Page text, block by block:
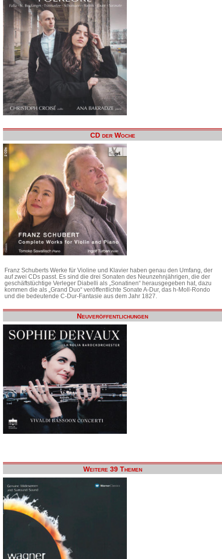
CD der Woche
Franz Schuberts Werke für Violine und Klavier haben genau den Umfang, der
auf zwei CDs passt. Es sind die drei Sonaten des Neunzehnjährigen, die der
geschäftstüchtige Verleger Diabelli als „Sonatinen“ herausgegeben hat, dazu
kommen die als „Grand Duo“ veröffentlichte Sonate A-Dur, das h-Moll-Rondo
und die bedeutende C-Dur-Fantasie aus dem Jahr 1827.
Neuveröffentlichungen
Weitere 39 Themen